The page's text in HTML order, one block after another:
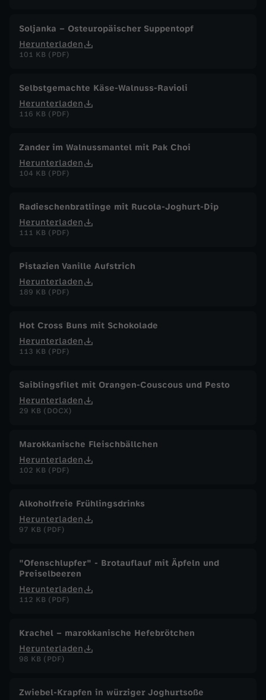
Soljanka – Osteuropäischer Suppentopf
Herunterladen
101 KB (PDF)
Selbstgemachte Käse-Walnuss-Ravioli
Herunterladen
116 KB (PDF)
Zander im Walnussmantel mit Pak Choi
Herunterladen
104 KB (PDF)
Radieschenbratlinge mit Rucola-Joghurt-Dip
Herunterladen
111 KB (PDF)
Pistazien Vanille Aufstrich
Herunterladen
189 KB (PDF)
Hot Cross Buns mit Schokolade
Herunterladen
113 KB (PDF)
Saiblingsfilet mit Orangen-Couscous und Pesto
Herunterladen
29 KB (DOCX)
Marokkanische Fleischbällchen
Herunterladen
102 KB (PDF)
Alkoholfreie Frühlingsdrinks
Herunterladen
97 KB (PDF)
"Ofenschlupfer" - Brotauflauf mit Äpfeln und
Preiselbeeren
Herunterladen
112 KB (PDF)
Krachel – marokkanische Hefebrötchen
Herunterladen
98 KB (PDF)
Zwiebel-Krapfen in würziger Joghurtsoße